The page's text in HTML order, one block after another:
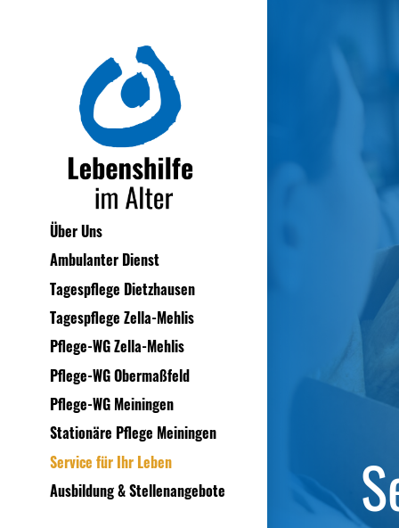
Über Uns
Ambulanter Dienst
Tagespflege Dietzhausen
Tagespflege Zella-Mehlis
Pflege-WG Zella-Mehlis
Pflege-WG Obermaßfeld
Pflege-WG Meiningen
Stationäre Pflege Meiningen
Service für Ihr Leben
Ausbildung & Stellenangebote